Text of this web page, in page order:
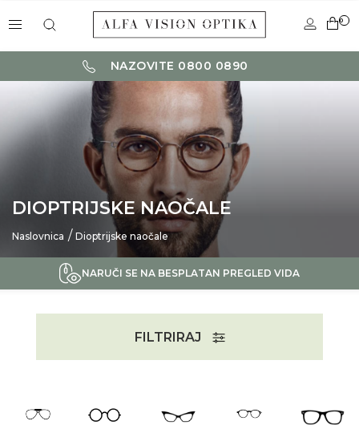
0
NAZOVITE 0800 0890
DIOPTRIJSKE NAOČALE
Naslovnica Dioptrijske naočale
NARUČI SE NA BESPLATAN PREGLED VIDA
FILTRIRAJ